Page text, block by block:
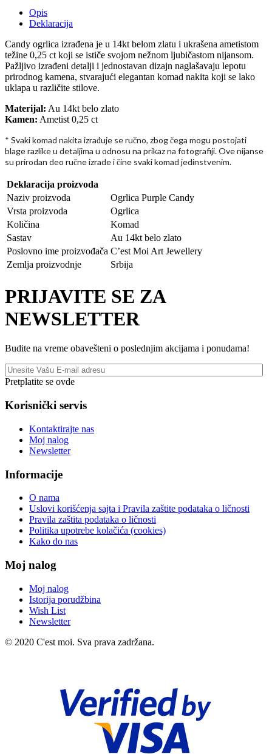
Opis
Deklaracija
Candy ogrlica izrađena je u 14kt belom zlatu i ukrašena ametistom
težine 0,25 ct koji se ističe svojom nežnom ljubičastom nijansom.
Pažljivo izrađeni detalji i jednostavan dizajn naglašavaju lepotu
prirodnog kamena, stvarajući elegantan komad nakita koji se lako
uklapa u različite stilove.
Materijal: Au 14kt belo zlato
Kamen: Ametist 0,25 ct
* Svaki komad nakita izrađuje se ručno, zbog čega mogu postojati
blage razlike u detaljima u odnosu na prikaz na fotografiji. Ove nijanse
su prirodan deo ručne izrade i čine svaki komad jedinstvenim.
Deklaracija proizvoda
Naziv proizvoda
Ogrlica Purple Candy
Vrsta proizvoda
Ogrlica
Količina
Komad
Sastav
Au 14kt belo zlato
Poslovno ime proizvođača C’est Moi Art Jewellery
Zemlja proizvodnje
Srbija
PRIJAVITE SE ZA
NEWSLETTER
Budite na vreme obavešteni o poslednjim akcijama i ponudama!
Pretplatite se ovde
Korisnički servis
Kontaktirajte nas
Moj nalog
Newsletter
Informacije
O nama
Uslovi korišćenja sajta i Pravila zaštite podataka o ličnosti
Pravila zaštita podataka o ličnosti
Politika upotrebe kolačića (cookies)
Kako do nas
Moj nalog
Moj nalog
Istorija porudžbina
Wish List
Newsletter
© 2020 C'est moi. Sva prava zadržana.